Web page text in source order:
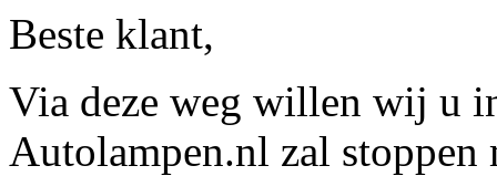
Beste klant,
Via deze weg willen wij u
Autolampen.nl zal stoppen